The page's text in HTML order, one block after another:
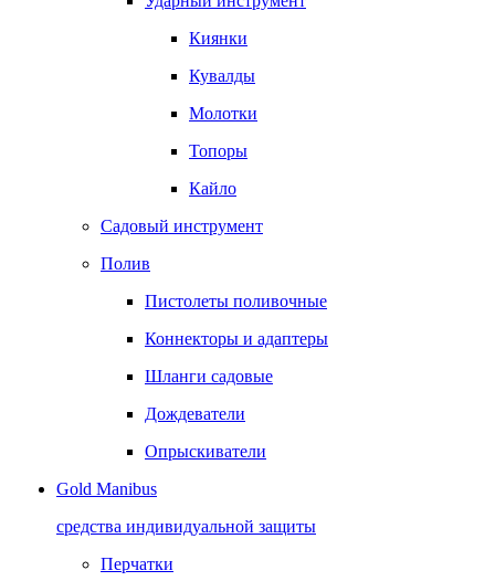
Киянки
Кувалды
Молотки
Топоры
Кайло
Садовый инструмент
Полив
Пистолеты поливочные
Коннекторы и адаптеры
Шланги садовые
Дождеватели
Опрыскиватели
Gold Manibus
средства индивидуальной защиты
Перчатки